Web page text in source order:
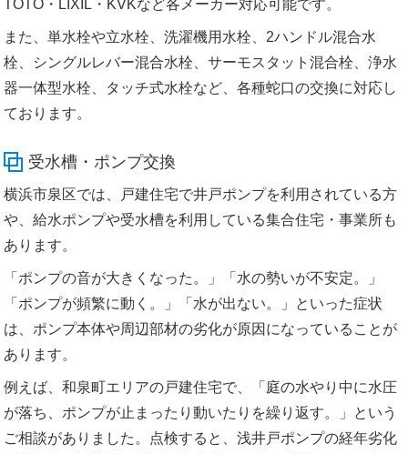
TOTO・LIXIL・KVKなど各メーカー対応可能です。
また、単水栓や立水栓、洗濯機用水栓、2ハンドル混合水
栓、シングルレバー混合水栓、サーモスタット混合栓、浄水
器一体型水栓、タッチ式水栓など、各種蛇口の交換に対応し
ております。
受水槽・ポンプ交換
横浜市泉区では、戸建住宅で井戸ポンプを利用されている方
や、給水ポンプや受水槽を利用している集合住宅・事業所も
あります。
「ポンプの音が大きくなった。」「水の勢いが不安定。」
「ポンプが頻繁に動く。」「水が出ない。」といった症状
は、ポンプ本体や周辺部材の劣化が原因になっていることが
あります。
例えば、和泉町エリアの戸建住宅で、「庭の水やり中に水圧
が落ち、ポンプが止まったり動いたりを繰り返す。」という
ご相談がありました。点検すると、浅井戸ポンプの経年劣化